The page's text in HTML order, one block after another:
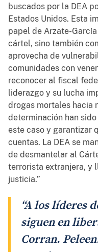
buscados por la DEA
Estados Unidos. Esta
papel de Arzate-
cártel, sino también
aprovecha de
comunidades con
reconocer al fiscal
liderazgo y su lucha
drogas mortales hacia
determinación han
este caso y garantizar
cuentas. La DEA se
de desmantelar al
terrorista extranjera, y
justicia.”
“A los líderes
siguen en
Corran.